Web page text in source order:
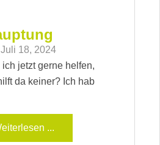
Juli 18, 2024
jetzt gerne helfen,
da keiner? Ich hab
...